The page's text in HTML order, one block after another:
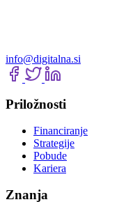
info@digitalna.si
Priložnosti
Financiranje
Strategije
Pobude
Kariera
Znanja